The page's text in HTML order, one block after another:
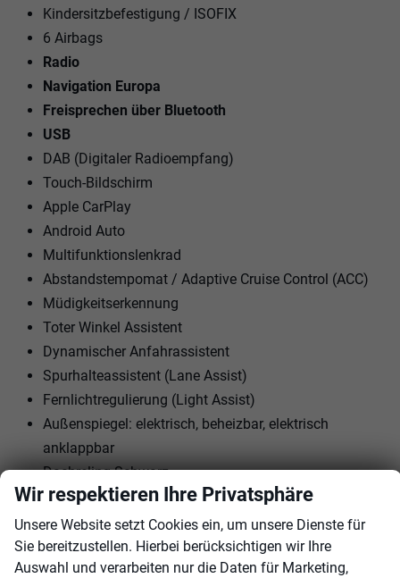
Kindersitzbefestigung / ISOFIX
6 Airbags
Radio
Navigation Europa
Freisprechen über Bluetooth
USB
DAB (Digitaler Radioempfang)
Touch-Bildschirm
Apple CarPlay
Android Auto
Multifunktionslenkrad
Abstandstempomat / Adaptive Cruise Control (ACC)
Müdigkeitserkennung
Toter Winkel Assistent
Dynamischer Anfahrassistent
Spurhalteassistent (Lane Assist)
Fernlichtregulierung (Light Assist)
Außenspiegel: elektrisch, beheizbar, elektrisch
anklappbar
Dachreling Schwarz
Rückfahrkamera
Parksensoren vorne + hinten
18"" LM-Felgen mit Reifen 235/55R18
Matrix-LED
Wir respektieren Ihre Privatsphäre
Unsere Website setzt Cookies ein, um unsere Dienste für
Sie bereitzustellen. Hierbei berücksichtigen wir Ihre
Auswahl und verarbeiten nur die Daten für Marketing,